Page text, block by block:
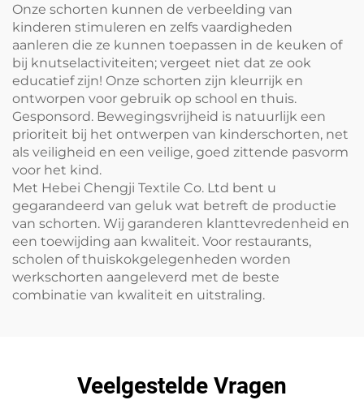
Onze schorten kunnen de verbeelding van
kinderen stimuleren en zelfs vaardigheden
aanleren die ze kunnen toepassen in de keuken of
bij knutselactiviteiten; vergeet niet dat ze ook
educatief zijn! Onze schorten zijn kleurrijk en
ontworpen voor gebruik op school en thuis.
Gesponsord. Bewegingsvrijheid is natuurlijk een
prioriteit bij het ontwerpen van kinderschorten, net
als veiligheid en een veilige, goed zittende pasvorm
voor het kind.
Met Hebei Chengji Textile Co. Ltd bent u
gegarandeerd van geluk wat betreft de productie
van schorten. Wij garanderen klanttevredenheid en
een toewijding aan kwaliteit. Voor restaurants,
scholen of thuiskokgelegenheden worden
werkschorten aangeleverd met de beste
combinatie van kwaliteit en uitstraling.
Veelgestelde Vragen